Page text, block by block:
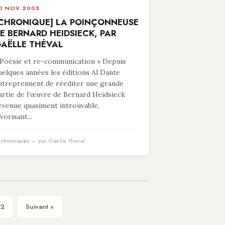
NOV 2005
LA POINÇONNEUSE
BERNARD HEIDSIECK, PAR
THÉVAL
et re-communication » Depuis
années les éditions Al Dante
de réediter une grande
de l’œuvre de Bernard Heidsieck
quasiment introuvable,
chroniques — par Gaelle Theval
Suivant »